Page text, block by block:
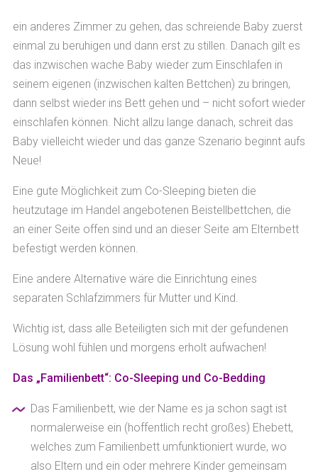
ein anderes Zimmer zu gehen, das schreiende Baby zuerst
einmal zu beruhigen und dann erst zu stillen. Danach gilt es
das inzwischen wache Baby wieder zum Einschlafen in
seinem eigenen (inzwischen kalten Bettchen) zu bringen,
dann selbst wieder ins Bett gehen und – nicht sofort wieder
einschlafen können. Nicht allzu lange danach, schreit das
Baby vielleicht wieder und das ganze Szenario beginnt aufs
Neue!
Eine gute Möglichkeit zum Co-Sleeping bieten die
heutzutage im Handel angebotenen Beistellbettchen, die
an einer Seite offen sind und an dieser Seite am Elternbett
befestigt werden können.
Eine andere Alternative wäre die Einrichtung eines
separaten Schlafzimmers für Mutter und Kind.
Wichtig ist, dass alle Beteiligten sich mit der gefundenen
Lösung wohl fühlen und morgens erholt aufwachen!
Das „Familienbett“: Co-Sleeping und Co-Bedding
Das Familienbett, wie der Name es ja schon sagt ist
normalerweise ein (hoffentlich recht großes) Ehebett,
welches zum Familienbett umfunktioniert wurde, wo
also Eltern und ein oder mehrere Kinder gemeinsam